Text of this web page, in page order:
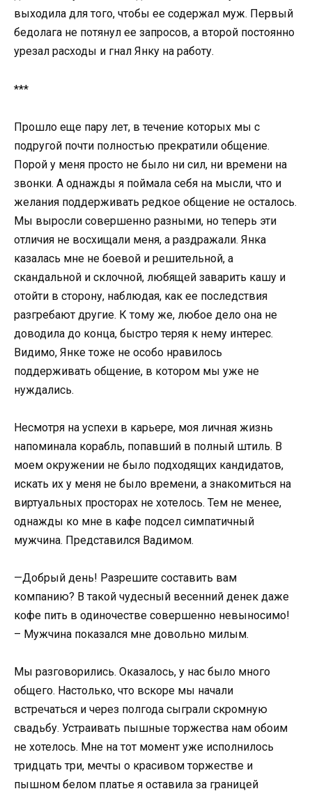
выходила для того, чтобы ее содержал муж. Первый
бедолага не потянул ее запросов, а второй постоянно
урезал расходы и гнал Янку на работу.
***
Прошло еще пару лет, в течение которых мы с
подругой почти полностью прекратили общение.
Порой у меня просто не было ни сил, ни времени на
звонки. А однажды я поймала себя на мысли, что и
желания поддерживать редкое общение не осталось.
Мы выросли совершенно разными, но теперь эти
отличия не восхищали меня, а раздражали. Янка
казалась мне не боевой и решительной, а
скандальной и склочной, любящей заварить кашу и
отойти в сторону, наблюдая, как ее последствия
разгребают другие. К тому же, любое дело она не
доводила до конца, быстро теряя к нему интерес.
Видимо, Янке тоже не особо нравилось
поддерживать общение, в котором мы уже не
нуждались.
Несмотря на успехи в карьере, моя личная жизнь
напоминала корабль, попавший в полный штиль. В
моем окружении не было подходящих кандидатов,
искать их у меня не было времени, а знакомиться на
виртуальных просторах не хотелось. Тем не менее,
однажды ко мне в кафе подсел симпатичный
мужчина. Представился Вадимом.
—Добрый день! Разрешите составить вам
компанию? В такой чудесный весенний денек даже
кофе пить в одиночестве совершенно невыносимо!
– Мужчина показался мне довольно милым.
Мы разговорились. Оказалось, у нас было много
общего. Настолько, что вскоре мы начали
встречаться и через полгода сыграли скромную
свадьбу. Устраивать пышные торжества нам обоим
не хотелось. Мне на тот момент уже исполнилось
тридцать три, мечты о красивом торжестве и
пышном белом платье я оставила за границей